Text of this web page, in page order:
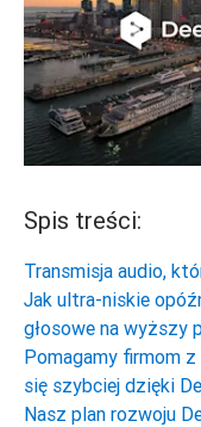
Spis treści:
Transmisja audio,
Jak ultra-niskie
głosowe na wyższy
Pomagamy firmom
się szybciej dzięki
Nasz plan rozwoju